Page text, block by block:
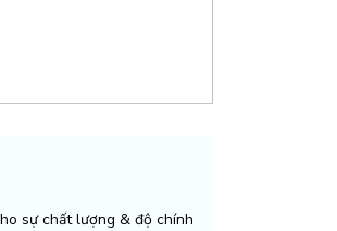
sự chất lượng & độ chính